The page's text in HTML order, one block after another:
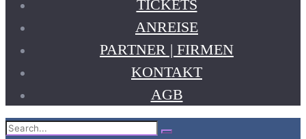
TICKETS
ANREISE
PARTNER | FIRMEN
KONTAKT
AGB
Search
Search